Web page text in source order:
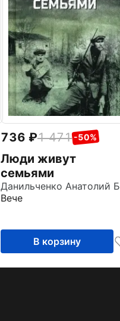
736 1 471 -50%
Люди живут
семьями
Вече
В корзину